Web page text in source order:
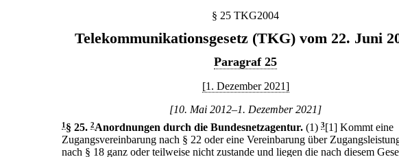
§ 25 TKG2004
Telekommunikationsgesetz (TKG) vom 22. Juni
Paragraf 25
[1. Dezember 2021]
[10. Mai 2012–1. Dezember 2021]
1 § 25. 2Anordnungen durch die Bundesnetzagentur. (1) 3[1] Kommt eine
Zugangsvereinbarung nach § 22 oder eine Vereinbarung über
nach § 18 ganz oder teilweise nicht zustande und liegen die nach diesem